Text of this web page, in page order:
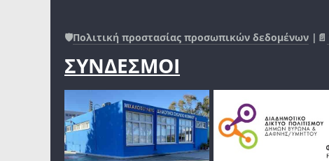
🛡️Πολιτική προστασίας προσωπικών δεδομένων |📄
ΣΥΝΔΕΣΜΟΙ